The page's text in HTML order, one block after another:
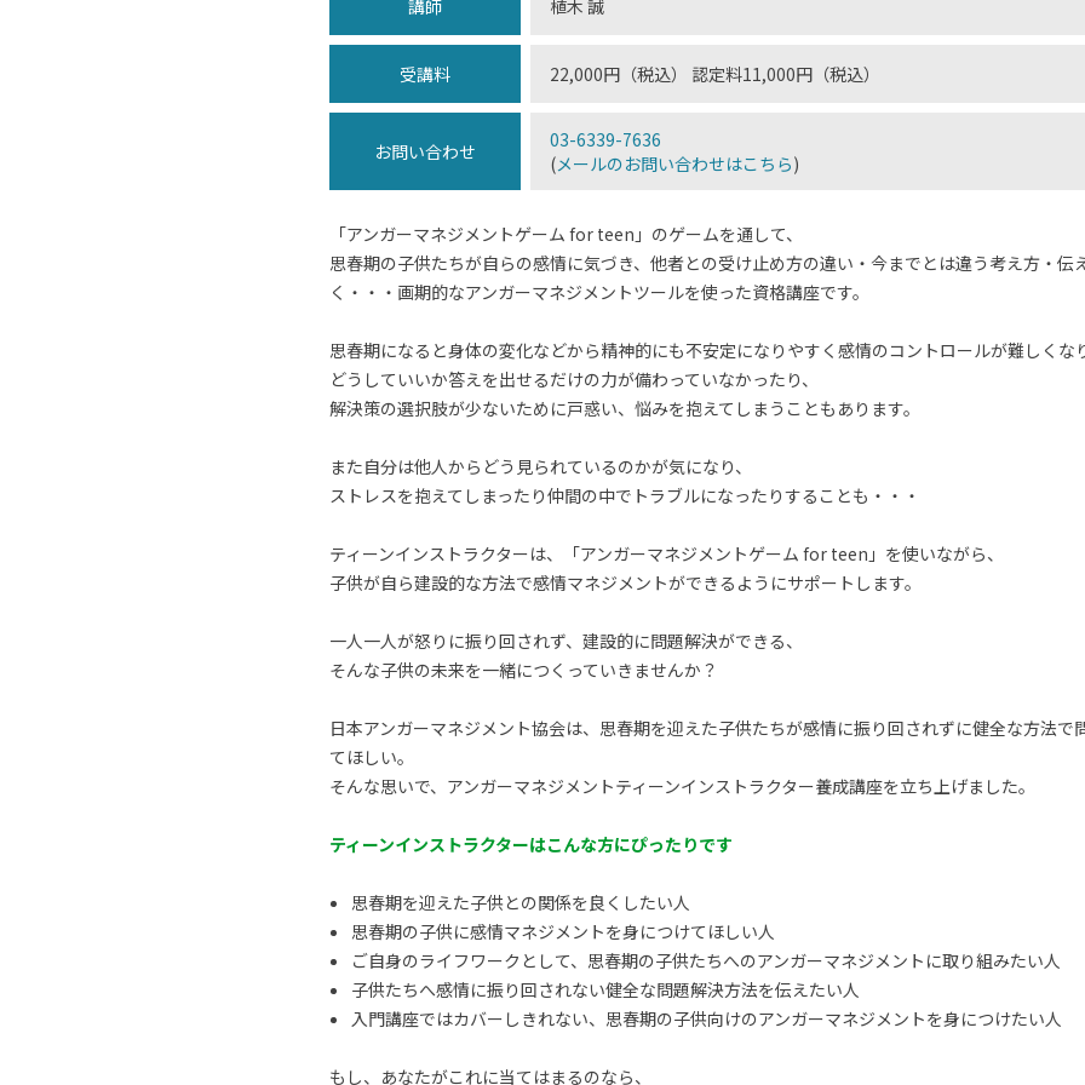
講師 植木 誠
受講料 22,000円（税込） 認定料11,000円（税込）
お問い合わせ
03-6339-7636
(メールのお問い合わせはこちら)
「アンガーマネジメントゲーム for teen」のゲームを通して、
思春期の子供たちが自らの感情に気づき、他者との受け止め方の違い・今までとは違う考え方・伝
く・・・画期的なアンガーマネジメントツールを使った資格講座です。
思春期になると身体の変化などから精神的にも不安定になりやすく感情のコントロールが難しくな
どうしていいか答えを出せるだけの力が備わっていなかったり、
解決策の選択肢が少ないために戸惑い、悩みを抱えてしまうこともあります。
また自分は他人からどう見られているのかが気になり、
ストレスを抱えてしまったり仲間の中でトラブルになったりすることも・・・
ティーンインストラクターは、「アンガーマネジメントゲーム for teen」を使いながら、
子供が自ら建設的な方法で感情マネジメントができるようにサポートします。
一人一人が怒りに振り回されず、建設的に問題解決ができる、
そんな子供の未来を一緒につくっていきませんか？
日本アンガーマネジメント協会は、思春期を迎えた子供たちが感情に振り回されずに健全な方法で
てほしい。
そんな思いで、アンガーマネジメントティーンインストラクター養成講座を立ち上げました。
ティーンインストラクターはこんな方にぴったりです
思春期を迎えた子供との関係を良くしたい人
思春期の子供に感情マネジメントを身につけてほしい人
ご自身のライフワークとして、思春期の子供たちへのアンガーマネジメントに取り組みたい人
子供たちへ感情に振り回されない健全な問題解決方法を伝えたい人
入門講座ではカバーしきれない、思春期の子供向けのアンガーマネジメントを身につけたい人
もし、あなたがこれに当てはまるのなら、